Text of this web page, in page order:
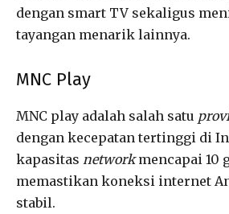
dengan smart TV sekaligus
tayangan menarik lainnya.
MNC Play
MNC play adalah salah satu
dengan kecepatan tertinggi di
kapasitas networkmencapai 10
memastikan koneksi internet
stabil.